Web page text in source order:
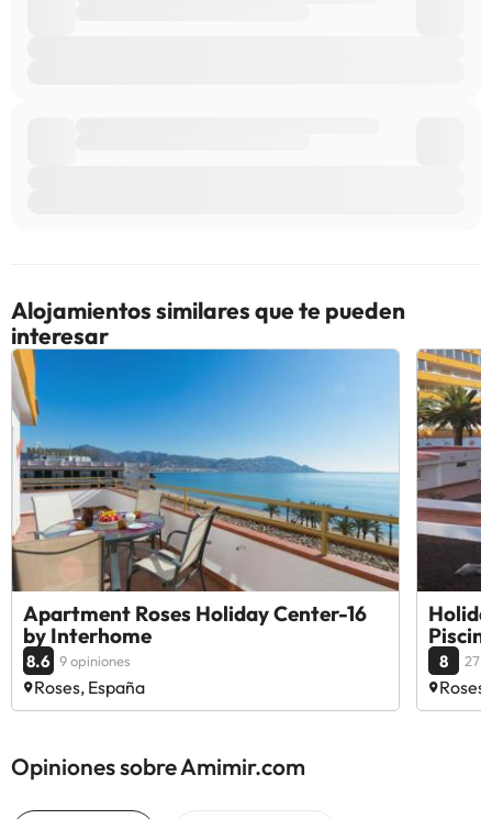
Alojamientos similares que te pueden
interesar
Apartment Roses Holiday Center-16
by Interhome
8.6 9 opiniones
Roses, España
8 27
Opiniones sobre Amimir.com